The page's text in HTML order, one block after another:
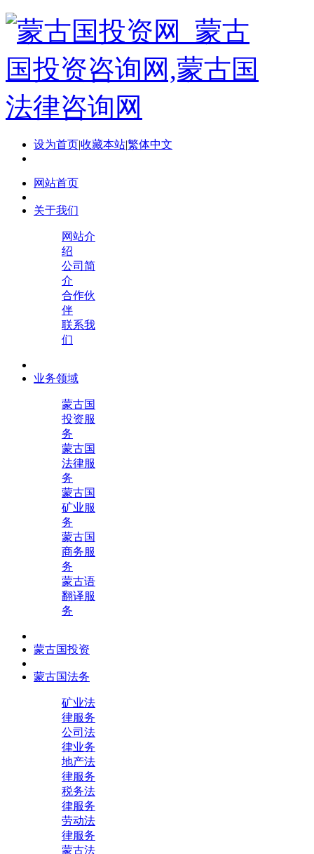
设为首页|收藏本站|繁体中文
网站首页
关于我们
网站介
绍
公司简
介
合作伙
伴
联系我
们
业务领域
蒙古国
投资服
务
蒙古国
法律服
务
蒙古国
矿业服
务
蒙古国
商务服
务
蒙古语
翻译服
务
蒙古国投资
蒙古国法务
矿业法
律服务
公司法
律业务
地产法
律服务
税务法
律服务
劳动法
律服务
蒙古法